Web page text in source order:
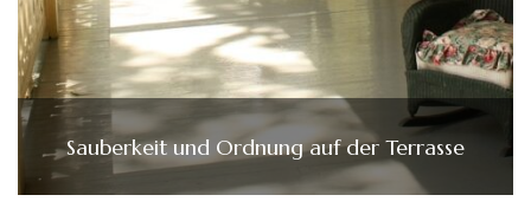
Sauberkeit und Ordnung auf der Terrasse